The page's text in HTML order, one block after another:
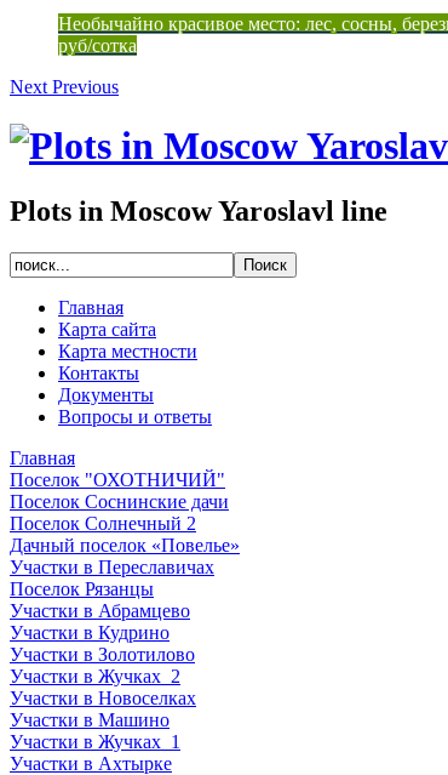
Необычайно красивое место: лес, сосны,
руб/сотка
Next Previous
Plots in Moscow Yaroslavl line
Главная
Карта сайта
Карта местности
Контакты
Документы
Вопросы и ответы
Главная
Поселок "ОХОТНИЧИЙ"
Поселок Соснинские дачи
Поселок Солнечный 2
Дачный поселок «Повелье»
Участки в Переславичах
Поселок Рязанцы
Участки в Абрамцево
Участки в Кудрино
Участки в Золотилово
Участки в Жучках_2
Участки в Новоселках
Участки в Машино
Участки в Жучках_1
Участки в Ахтырке